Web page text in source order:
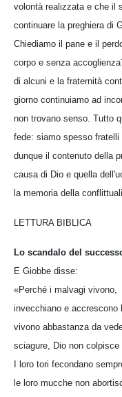
volontà realizzata e che il
continuare la preghiera di
Chiediamo il pane e il
corpo e senza
di alcuni e la fraternità
giorno continuiamo ad
non trovano senso. Tutto
fede: siamo spesso
dunque il contenuto della
causa di Dio e quella
la memoria della
LETTURA BIBLICA
Lo scandalo del
E Giobbe disse:
«Perché i malvagi vivono,
invecchiano e accrescono
vivono abbastanza da
sciagure, Dio non colpisce
I loro tori fecondano
le loro mucche non